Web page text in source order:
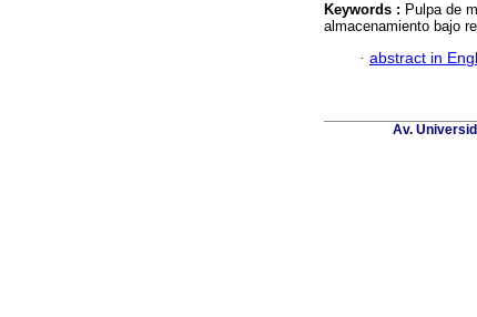
Keywords : Pulpa de
almacenamiento bajo
· abstract in
Av.